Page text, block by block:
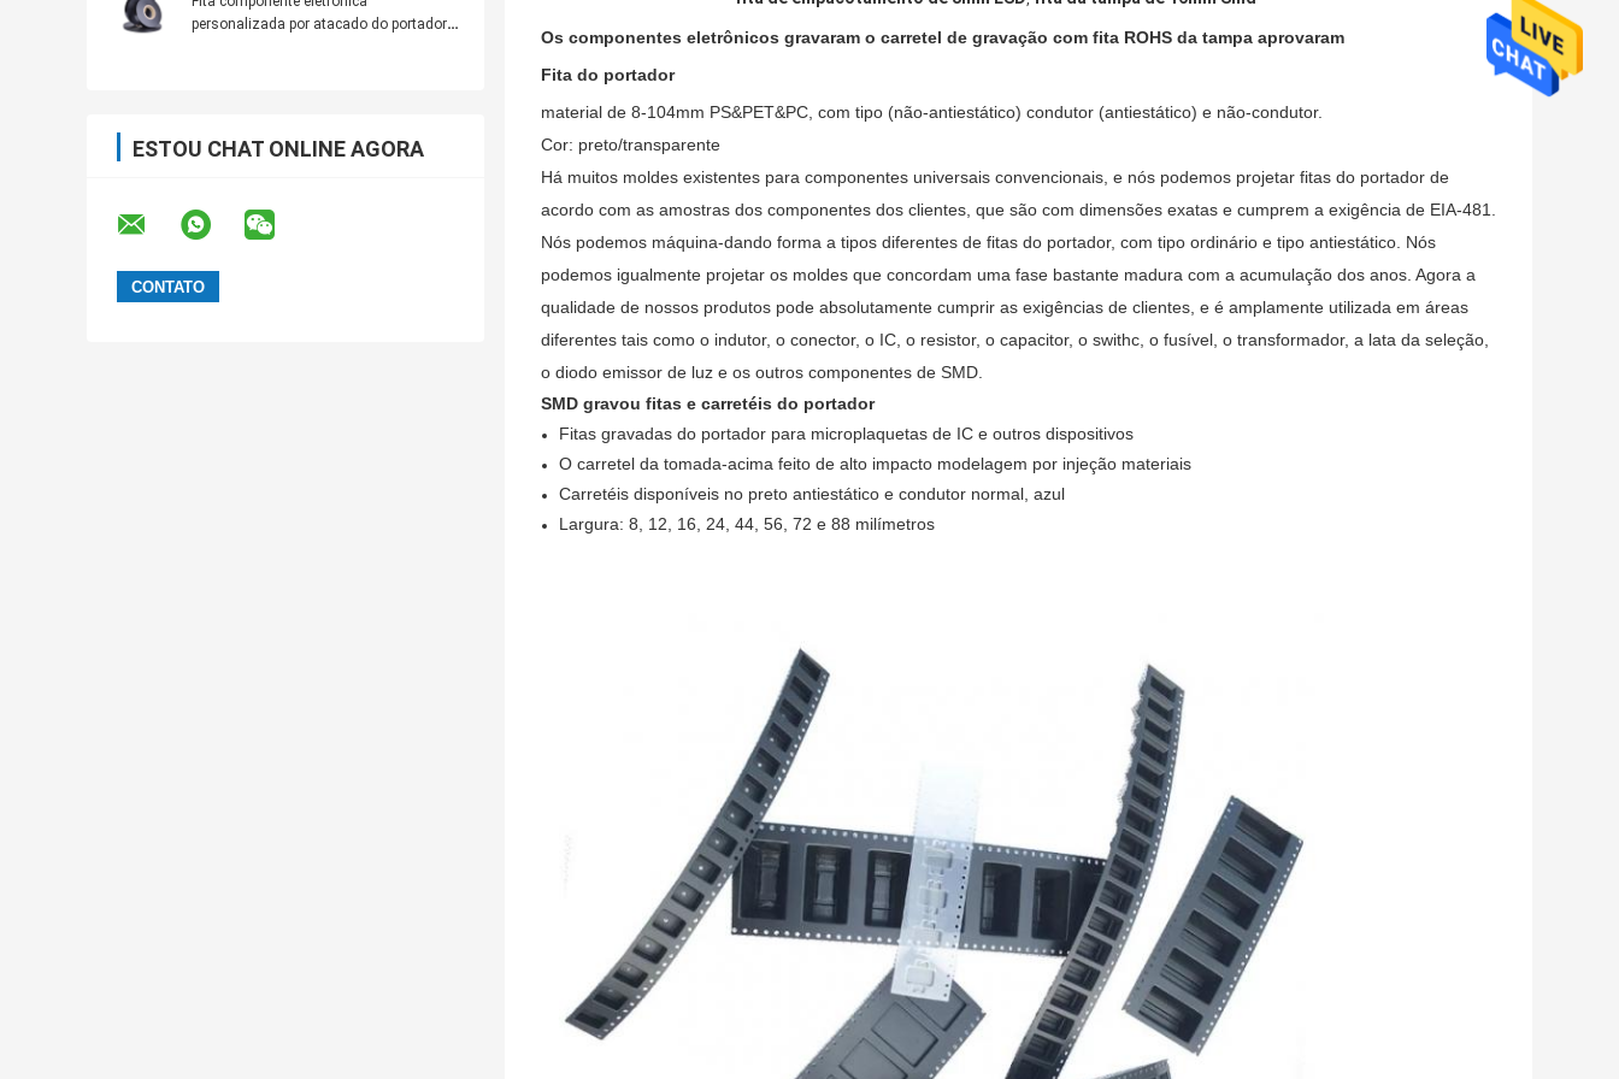
personalizada por atacado do portador
ESTOU CHAT ONLINE AGORA
Os componentes eletrônicos gravaram o carretel de gravação com fita ROHS da tampa aprovaram
Fita do portador
material de 8-104mm PS&PET&PC, com tipo (não-antiestático) condutor (antiestático) e não-condutor.
Cor: preto/transparente
Há muitos moldes existentes para componentes universais convencionais, e nós podemos projetar fitas do portador de
acordo com as amostras dos componentes dos clientes, que são com dimensões exatas e cumprem a exigência de EIA-481.
Nós podemos máquina-dando forma a tipos diferentes de fitas do portador, com tipo ordinário e tipo antiestático. Nós
podemos igualmente projetar os moldes que concordam uma fase bastante madura com a acumulação dos anos. Agora a
qualidade de nossos produtos pode absolutamente cumprir as exigências de clientes, e é amplamente utilizada em áreas
diferentes tais como o indutor, o conector, o IC, o resistor, o capacitor, o swithc, o fusível, o transformador, a lata da seleção,
o diodo emissor de luz e os outros componentes de SMD.
SMD gravou fitas e carretéis do portador
Fitas gravadas do portador para microplaquetas de IC e outros dispositivos
O carretel da tomada-acima feito de alto impacto modelagem por injeção materiais
Carretéis disponíveis no preto antiestático e condutor normal, azul
Largura: 8, 12, 16, 24, 44, 56, 72 e 88 milímetros